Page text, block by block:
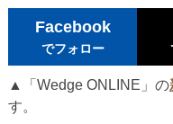
Facebook
でフォロー
▲「Wedge ONLINE」の
す。